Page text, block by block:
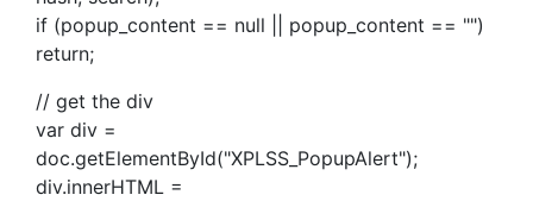
if (popup_content == null || popup_content == "")
return;
// get the div
var div =
doc.getElementById("XPLSS_PopupAlert");
div.innerHTML =